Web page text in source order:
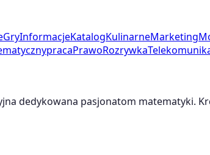
GryInformacjeKatalogKulinarneMarketing
pracaPrawoRozrywka
dedykowana pasjonatom matematyki.